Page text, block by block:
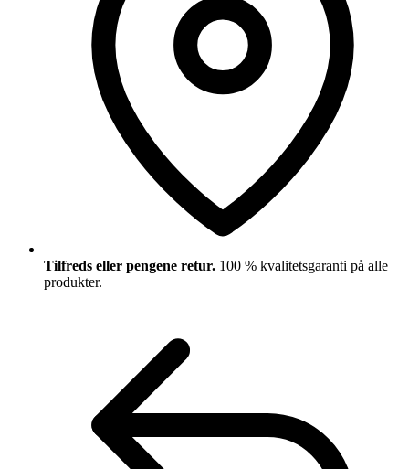
Tilfreds eller pengene retur. 100 % kvalitetsgaranti på alle
produkter.